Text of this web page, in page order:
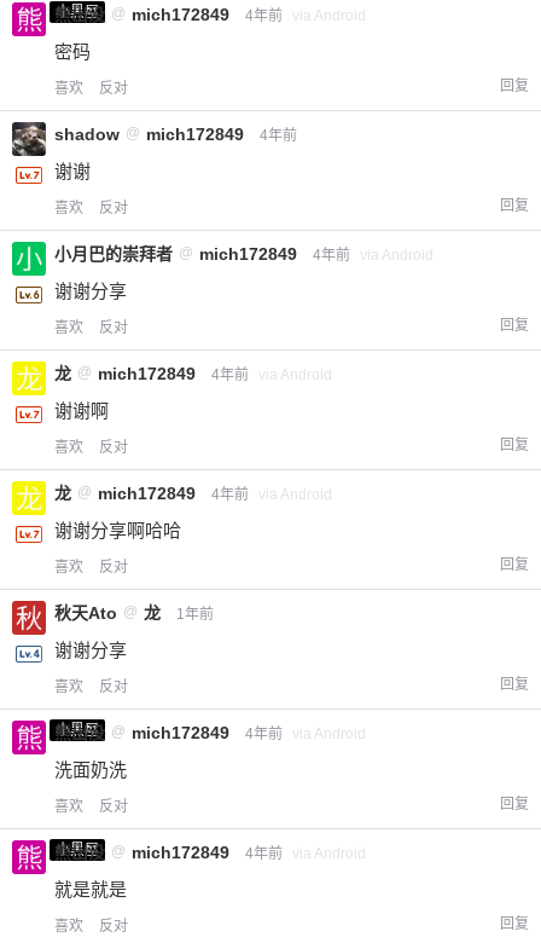
小黑屋
熊出没 @ mich172849 4年前 via Android
密码
喜欢 反对 回复
shadow @ mich172849 4年前
谢谢
喜欢 反对 回复
小月巴的崇拜者 @ mich172849 4年前 via Android
谢谢分享
喜欢 反对 回复
龙 @ mich172849 4年前 via Android
谢谢啊
喜欢 反对 回复
龙 @ mich172849 4年前 via Android
谢谢分享啊哈哈
喜欢 反对 回复
秋天Ato @ 龙 1年前
谢谢分享
喜欢 反对 回复
小黑屋
熊出没 @ mich172849 4年前 via Android
洗面奶洗
喜欢 反对 回复
小黑屋
熊出没 @ mich172849 4年前 via Android
就是就是
喜欢 反对 回复